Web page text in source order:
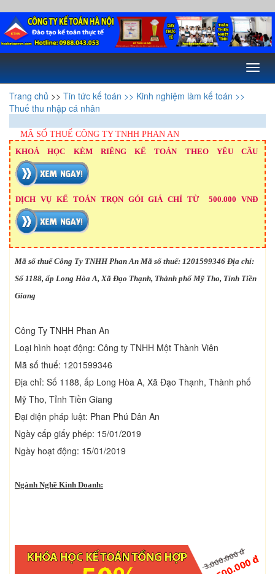
Toggle
Trang chủ >> Tin tức kế toán >> Kinh nghiệm làm kế toán >>
Thuế thu nhập cá nhân
MÃ SỐ THUẾ CÔNG TY TNHH PHAN AN
KHOÁ HỌC KÈM RIÊNG KẾ TOÁN THEO YÊU CẦU
DỊCH VỤ KẾ TOÁN TRỌN GÓI GIÁ CHỈ TỪ 500.000 VNĐ
Mã số thuế Công Ty TNHH Phan An Mã số thuế: 1201599346 Địa chỉ:
Số 1188, ấp Long Hòa A, Xã Đạo Thạnh, Thành phố Mỹ Tho, Tỉnh Tiền
Giang
Công Ty TNHH Phan An
Loại hình hoạt động: Công ty TNHH Một Thành Viên
Mã số thuế: 1201599346
Địa chỉ: Số 1188, ấp Long Hòa A, Xã Đạo Thạnh, Thành phố
Mỹ Tho, Tỉnh Tiền Giang
Đại diện pháp luật: Phan Phú Dân An
Ngày cấp giấy phép: 15/01/2019
Ngày hoạt động: 15/01/2019
Ngành Nghề Kinh Doanh: